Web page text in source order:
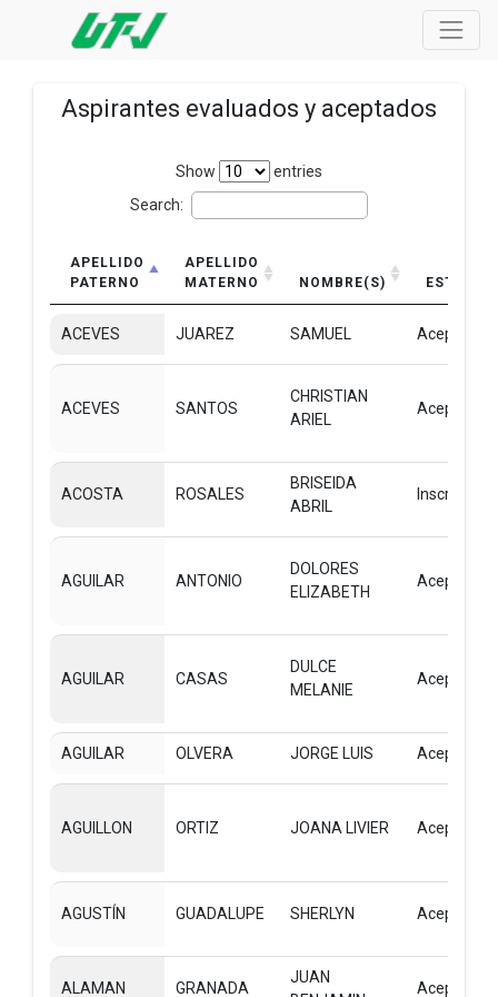
Aspirantes evaluados y aceptados
Show
entries
Search:
APELLIDO
PATERNO
APELLIDO
MATERNO
NOMBRE(S) ESTATUS
ACEVES JUAREZ SAMUEL Aceptado
ACEVES SANTOS
CHRISTIAN
ARIEL
Aceptado
ACOSTA ROSALES
BRISEIDA
ABRIL
Inscrito
AGUILAR ANTONIO
DOLORES
ELIZABETH
Aceptado
AGUILAR CASAS
DULCE
MELANIE
Aceptado
AGUILAR OLVERA JORGE LUIS Aceptado
AGUILLON ORTIZ JOANA LIVIER Aceptado
AGUSTÍN GUADALUPE SHERLYN Aceptado
ALAMAN GRANADA
JUAN
Aceptado